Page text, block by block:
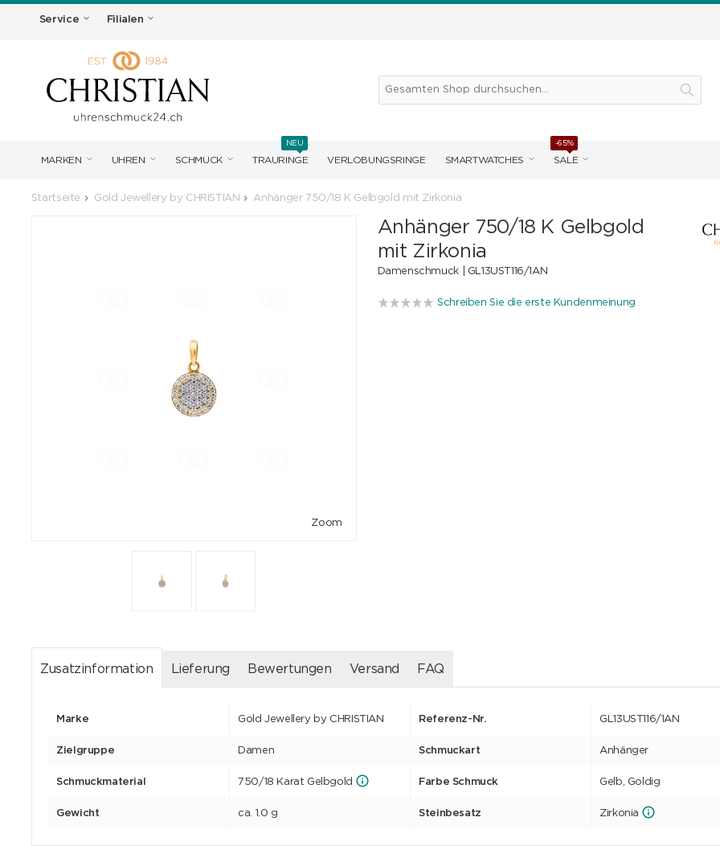
Service Filialen
MARKEN UHREN SCHMUCK TRAURINGE
NEU
VERLOBUNGSRINGE SMARTWATCHES SALE
-65%
Startseite Gold Jewellery by CHRISTIAN Anhänger 750/18 K Gelbgold mit Zirkonia
Zoom
Anhänger 750/18 K Gelbgold
mit Zirkonia
Damenschmuck | GL13UST116/1AN
Schreiben Sie die erste Kundenmeinung
Zusatzinformation Lieferung Bewertungen Versand FAQ
Marke Gold Jewellery by CHRISTIAN Referenz-Nr. GL13UST116/1AN
Zielgruppe Damen Schmuckart Anhänger
Schmuckmaterial 750/18 Karat Gelbgold Farbe Schmuck Gelb, Goldig
Gewicht ca. 1.0 g Steinbesatz Zirkonia